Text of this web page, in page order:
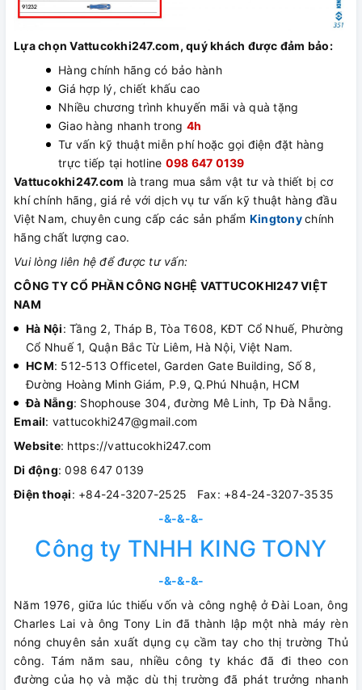
Lựa chọn Vattucokhi247.com, quý khách được đảm bảo:
Hàng chính hãng có bảo hành
Giá hợp lý, chiết khấu cao
Nhiều chương trình khuyến mãi và quà tặng
Giao hàng nhanh trong 4h
Tư vấn kỹ thuật miễn phí hoặc gọi điện đặt hàng
trực tiếp tại hotline 098 647 0139
Vattucokhi247.com là trang mua sắm vật tư và thiết bị cơ
khí chính hãng, giá rẻ với dịch vụ tư vấn kỹ thuật hàng đầu
Việt Nam, chuyên cung cấp các sản phẩm Kingtonychính
hãng chất lượng cao.
Vui lòng liên hệ để được tư vấn:
CÔNG TY CỔ PHẦN CÔNG NGHỆ VATTUCOKHI247 VIỆT
NAM
Hà Nội: Tầng 2, Tháp B, Tòa T608, KĐT Cổ Nhuế, Phường
Cổ Nhuế 1, Quận Bắc Từ Liêm, Hà Nội, Việt Nam.
HCM: 512-513 Officetel, Garden Gate Building, Số 8,
Đường Hoàng Minh Giám, P.9, Q.Phú Nhuận, HCM
Đà Nẵng: Shophouse 304, đường Mê Linh, Tp Đà Nẵng.
Email: vattucokhi247@gmail.com
Website: https://vattucokhi247.com
Di động: 098 647 0139
Điện thoại: +84-24-3207-2525 Fax: +84-24-3207-3535
-&-&-&-
Công ty TNHH KING TONY
-&-&-&-
Năm 1976, giữa lúc thiếu vốn và công nghệ ở Đài Loan, ông
Charles Lai và ông Tony Lin đã thành lập một nhà máy rèn
nóng chuyên sản xuất dụng cụ cầm tay cho thị trường Thủ
công. Tám năm sau, nhiều công ty khác đã đi theo con
đường của họ và mặc dù thị trường đã phát trưởng nhanh